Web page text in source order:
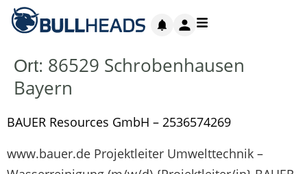
Ort: 86529 Schrobenhausen
Bayern
BAUER Resources GmbH – 2536574269
www.bauer.de Projektleiter Umwelttechnik –